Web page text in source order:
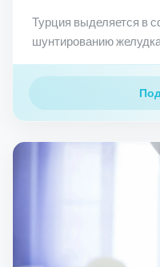
Турция выделяется в
шунтированию